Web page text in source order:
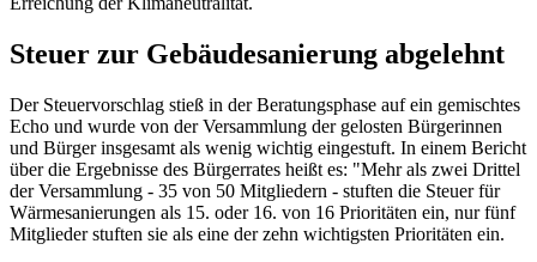
Steuer zur Gebäudesanierung abgelehnt
Der Steuervorschlag stieß in der Beratungsphase auf ein gemischtes
Echo und wurde von der Versammlung der gelosten Bürgerinnen
und Bürger insgesamt als wenig wichtig eingestuft. In einem Bericht
über die Ergebnisse des Bürgerrates heißt es: "Mehr als zwei Drittel
der Versammlung - 35 von 50 Mitgliedern - stuften die Steuer für
Wärmesanierungen als 15. oder 16. von 16 Prioritäten ein, nur fünf
Mitglieder stuften sie als eine der zehn wichtigsten Prioritäten ein.